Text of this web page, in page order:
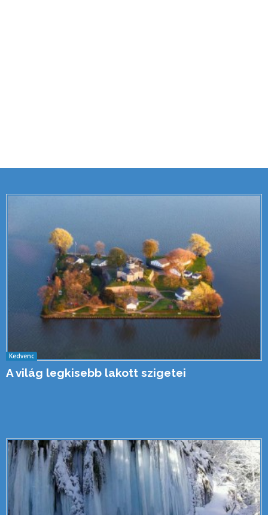
Kedvenc
A világ legkisebb lakott szigetei